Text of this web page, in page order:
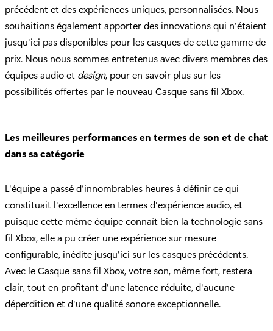
précédent et des expériences uniques, personnalisées. Nous
souhaitions également apporter des innovations qui n'étaient
jusqu'ici pas disponibles pour les casques de cette gamme de
prix. Nous nous sommes entretenus avec divers membres des
équipes audio et design, pour en savoir plus sur les
possibilités offertes par le nouveau Casque sans fil Xbox.
Les meilleures performances en termes de son et de chat
dans sa catégorie
L'équipe a passé d’innombrables heures à définir ce qui
constituait l'excellence en termes d'expérience audio, et
puisque cette même équipe connaît bien la technologie sans
fil Xbox, elle a pu créer une expérience sur mesure
configurable, inédite jusqu'ici sur les casques précédents.
Avec le Casque sans fil Xbox, votre son, même fort, restera
clair, tout en profitant d'une latence réduite, d'aucune
déperdition et d'une qualité sonore exceptionnelle.